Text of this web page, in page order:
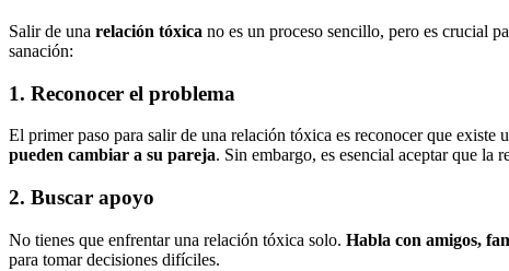
Salir de una relación tóxica no es un proceso sencillo, pero es crucial
sanación:
1. Reconocer el problema
El primer paso para salir de una relación tóxica es reconocer que existe
pueden cambiar a su pareja. Sin embargo, es esencial aceptar que la
2. Buscar apoyo
No tienes que enfrentar una relación tóxica solo. Habla con amigos,
para tomar decisiones difíciles.